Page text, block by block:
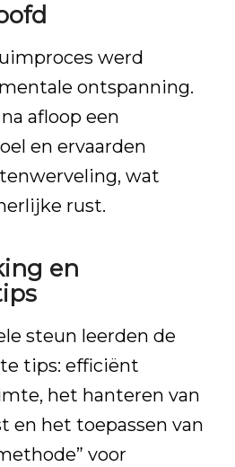
werd
ontspanning.
afloop een
en ervaarden
wat
rust.
en
steun leerden de
tips: efficiënt
het hanteren van
en het toepassen van
voor